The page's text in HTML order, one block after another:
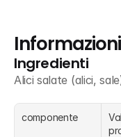
Informazioni
Ingredienti
Alici salate (alici,
componente